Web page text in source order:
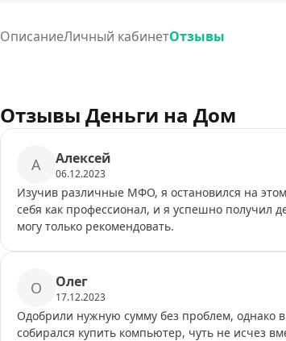
ОписаниеЛичный кабинетОтзывы
Отзывы Деньги на Дом
А Алексей
06.12.2023
Изучив различные МФО, я остановился на
себя как профессионал, и я успешно получил
могу только рекомендовать.
О Олег
17.12.2023
Одобрили нужную сумму без проблем, однако
собирался купить компьютер, чуть не исчез